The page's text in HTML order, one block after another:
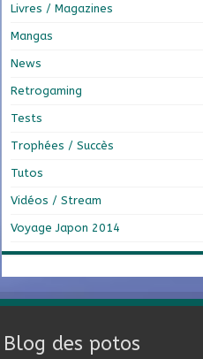
Livres / Magazines
Mangas
News
Retrogaming
Tests
Trophées / Succès
Tutos
Vidéos / Stream
Voyage Japon 2014
Blog des potos